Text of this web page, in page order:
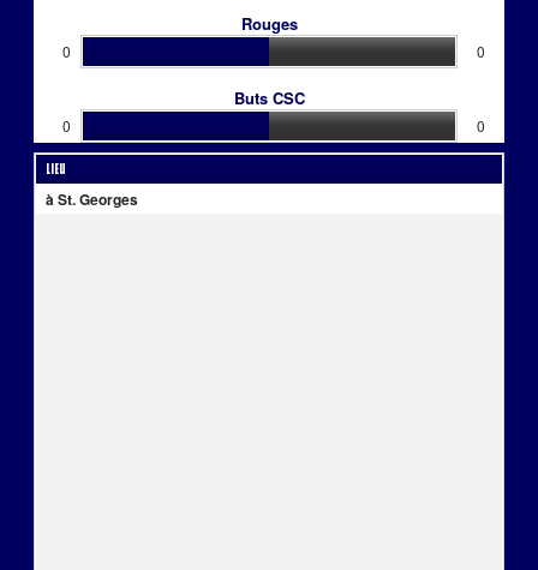
Rouges
0 0
Buts CSC
0 0
Lieu
à St. Georges